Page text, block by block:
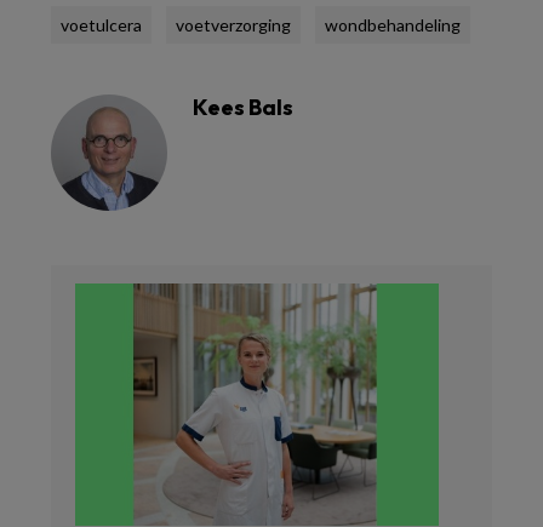
voetulcera voetverzorging wondbehandeling
Kees Bals